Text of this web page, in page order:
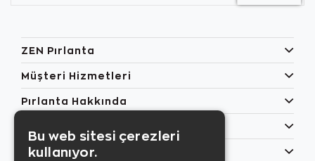
ZEN Pırlanta
Müşteri Hizmetleri
Pırlanta Hakkında
Özel Günler
Bu web sitesi çerezleri
kullanıyor.